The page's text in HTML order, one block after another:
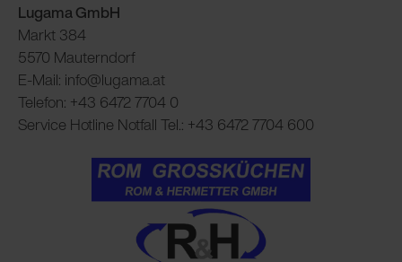
Lugama GmbH
Markt 384
5570 Mauterndorf
E-Mail: info@lugama.at
Telefon: +43 6472 7704 0
Service Hotline Notfall Tel.: +43 6472 7704 600